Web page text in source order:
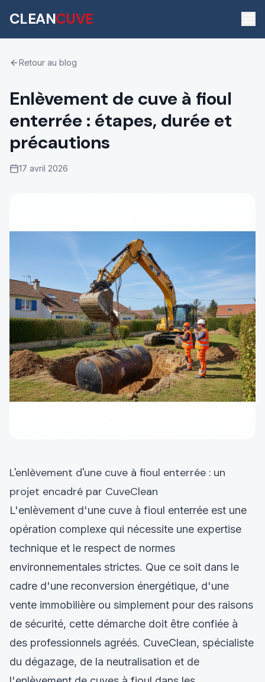
CLEANCUVE
Retour au blog
Enlèvement de cuve à fioul
enterrée : étapes, durée et
précautions
17 avril 2026
L'enlèvement d'une cuve à fioul enterrée : un
projet encadré par CuveClean
L'enlèvement d'une cuve à fioul enterrée est une
opération complexe qui nécessite une expertise
technique et le respect de normes
environnementales strictes. Que ce soit dans le
cadre d'une reconversion énergétique, d'une
vente immobilière ou simplement pour des raisons
de sécurité, cette démarche doit être confiée à
des professionnels agréés. CuveClean, spécialiste
du dégazage, de la neutralisation et de